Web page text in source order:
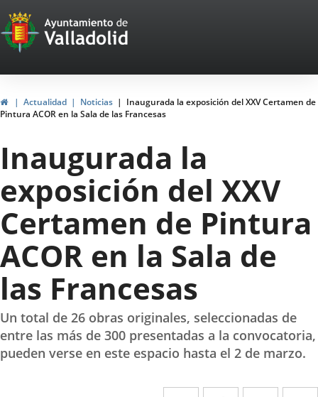
Portal
Web
del
Ayuntamiento
de
Valladolid
InicioActualidad Noticias
Inaugurada la exposición del XXV Certamen de
Pintura ACOR en la Sala de las Francesas
Inaugurada la
exposición del XXV
Certamen de Pintura
ACOR en la Sala de
las Francesas
Un total de 26 obras originales, seleccionadas de
entre las más de 300 presentadas a la convocatoria,
pueden verse en este espacio hasta el 2 de marzo.